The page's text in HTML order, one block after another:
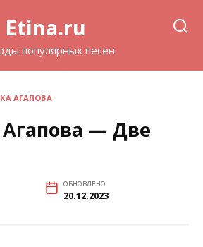
Etina.ru
популярных песен
АГАПОВА
— Две
ОБНОВЛЕНО
20.12.2023